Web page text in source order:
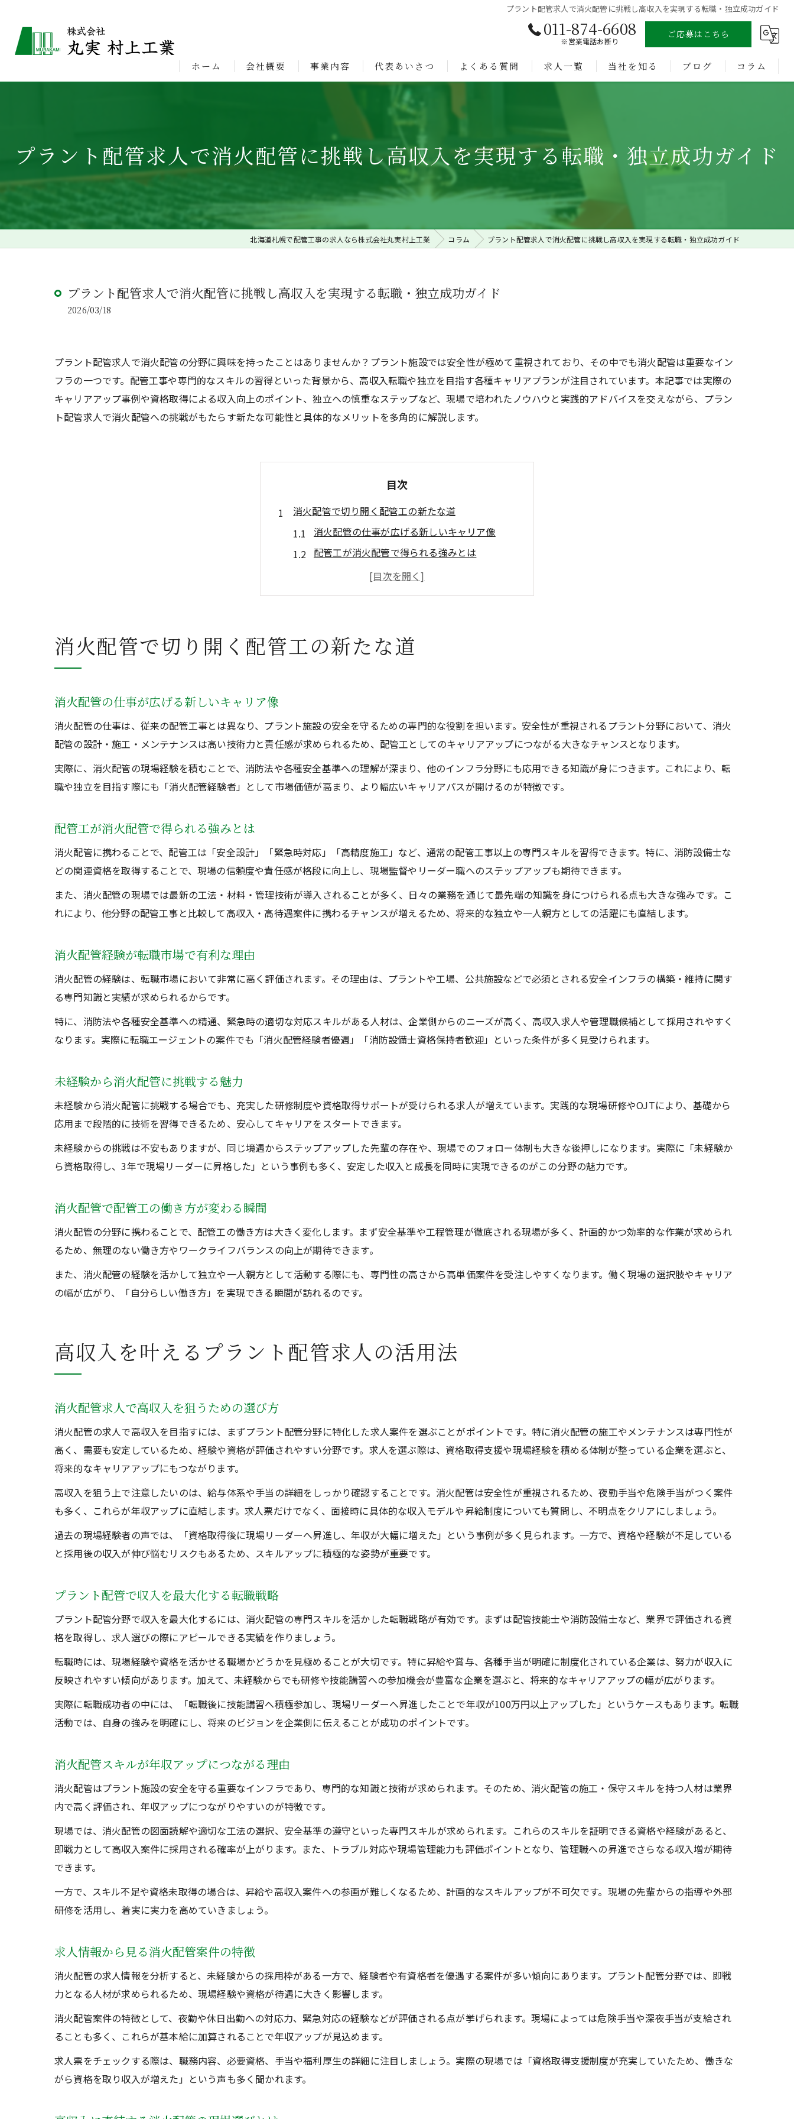
プラント配管求人で消火配管に挑戦し高収入を実現する転職・独立成功ガイド
011-874-6608
※営業電話お断り
ご応募はこちら
ホーム 会社概要 事業内容 代表あいさつ よくある質問 求人一覧 当社を知る
経験者
ブログ コラム
プラント配管求人で消火配管に挑戦し高収入を実現する転職・独立成功ガイド
北海道札幌で配管工事の求人なら株式会社丸実村上工業 コラム プラント配管求人で消火配管に挑戦し高収入を実現する転職・独立成功ガイド
プラント配管求人で消火配管に挑戦し高収入を実現する転職・独立成功ガイド
2026/03/18
プラント配管求人で消火配管の分野に興味を持ったことはありませんか？プラント施設では安全性が極めて重視されており、その中でも消火配管は重要なイン
フラの一つです。配管工事や専門的なスキルの習得といった背景から、高収入転職や独立を目指す各種キャリアプランが注目されています。本記事では実際の
キャリアアップ事例や資格取得による収入向上のポイント、独立への慎重なステップなど、現場で培われたノウハウと実践的アドバイスを交えながら、プラン
ト配管求人で消火配管への挑戦がもたらす新たな可能性と具体的なメリットを多角的に解説します。
目次
消火配管で切り開く配管工の新たな道
消火配管の仕事が広げる新しいキャリア像
配管工が消火配管で得られる強みとは
消火配管経験が転職市場で有利な理由
未経験から消火配管に挑戦する魅力
高収入を叶えるプラント配管求人の活用法
消火配管求人で高収入を狙うための選び方
求人情報から見る消火配管案件の特徴
高収入に直結する消火配管の現場選びとは
消火配管技術が配管工の未来を左右する理由
技術を磨き消火配管で資格取得を目指す方法
消火配管経験が独立成功の要となる理由
消火配管を武器にした新規受注のコツ
消火配管で年収を上げるための行動指針
年収アップに直結する消火配管技術の磨き方
消火配管を活かした効果的な単価交渉術
未経験から始めるプラント配管工の成長戦略
未経験者が消火配管で成長するための第一歩
消火配管を学びながら実践力を身につける方法
消火配管現場で得られる経験と転職可能性
消火配管で切り開く配管工の新たな道
消火配管の仕事が広げる新しいキャリア像
消火配管の仕事は、従来の配管工事とは異なり、プラント施設の安全を守るための専門的な役割を担います。安全性が重視されるプラント分野において、消火
配管の設計・施工・メンテナンスは高い技術力と責任感が求められるため、配管工としてのキャリアアップにつながる大きなチャンスとなります。
実際に、消火配管の現場経験を積むことで、消防法や各種安全基準への理解が深まり、他のインフラ分野にも応用できる知識が身につきます。これにより、転
職や独立を目指す際にも「消火配管経験者」として市場価値が高まり、より幅広いキャリアパスが開けるのが特徴です。
配管工が消火配管で得られる強みとは
消火配管に携わることで、配管工は「安全設計」「緊急時対応」「高精度施工」など、通常の配管工事以上の専門スキルを習得できます。特に、消防設備士な
どの関連資格を取得することで、現場の信頼度や責任感が格段に向上し、現場監督やリーダー職へのステップアップも期待できます。
また、消火配管の現場では最新の工法・材料・管理技術が導入されることが多く、日々の業務を通じて最先端の知識を身につけられる点も大きな強みです。こ
れにより、他分野の配管工事と比較して高収入・高待遇案件に携わるチャンスが増えるため、将来的な独立や一人親方としての活躍にも直結します。
消火配管経験が転職市場で有利な理由
消火配管の経験は、転職市場において非常に高く評価されます。その理由は、プラントや工場、公共施設などで必須とされる安全インフラの構築・維持に関す
る専門知識と実績が求められるからです。
特に、消防法や各種安全基準への精通、緊急時の適切な対応スキルがある人材は、企業側からのニーズが高く、高収入求人や管理職候補として採用されやすく
なります。実際に転職エージェントの案件でも「消火配管経験者優遇」「消防設備士資格保持者歓迎」といった条件が多く見受けられます。
未経験から消火配管に挑戦する魅力
未経験から消火配管に挑戦する場合でも、充実した研修制度や資格取得サポートが受けられる求人が増えています。実践的な現場研修やOJTにより、基礎から
応用まで段階的に技術を習得できるため、安心してキャリアをスタートできます。
未経験からの挑戦は不安もありますが、同じ境遇からステップアップした先輩の存在や、現場でのフォロー体制も大きな後押しになります。実際に「未経験か
ら資格取得し、3年で現場リーダーに昇格した」という事例も多く、安定した収入と成長を同時に実現できるのがこの分野の魅力です。
消火配管で配管工の働き方が変わる瞬間
消火配管の分野に携わることで、配管工の働き方は大きく変化します。まず安全基準や工程管理が徹底される現場が多く、計画的かつ効率的な作業が求められ
るため、無理のない働き方やワークライフバランスの向上が期待できます。
また、消火配管の経験を活かして独立や一人親方として活動する際にも、専門性の高さから高単価案件を受注しやすくなります。働く現場の選択肢やキャリア
の幅が広がり、「自分らしい働き方」を実現できる瞬間が訪れるのです。
高収入を叶えるプラント配管求人の活用法
消火配管求人で高収入を狙うための選び方
消火配管の求人で高収入を目指すには、まずプラント配管分野に特化した求人案件を選ぶことがポイントです。特に消火配管の施工やメンテナンスは専門性が
高く、需要も安定しているため、経験や資格が評価されやすい分野です。求人を選ぶ際は、資格取得支援や現場経験を積める体制が整っている企業を選ぶと、
将来的なキャリアアップにもつながります。
高収入を狙う上で注意したいのは、給与体系や手当の詳細をしっかり確認することです。消火配管は安全性が重視されるため、夜勤手当や危険手当がつく案件
も多く、これらが年収アップに直結します。求人票だけでなく、面接時に具体的な収入モデルや昇給制度についても質問し、不明点をクリアにしましょう。
過去の現場経験者の声では、「資格取得後に現場リーダーへ昇進し、年収が大幅に増えた」という事例が多く見られます。一方で、資格や経験が不足している
と採用後の収入が伸び悩むリスクもあるため、スキルアップに積極的な姿勢が重要です。
プラント配管で収入を最大化する転職戦略
プラント配管分野で収入を最大化するには、消火配管の専門スキルを活かした転職戦略が有効です。まずは配管技能士や消防設備士など、業界で評価される資
格を取得し、求人選びの際にアピールできる実績を作りましょう。
転職時には、現場経験や資格を活かせる職場かどうかを見極めることが大切です。特に昇給や賞与、各種手当が明確に制度化されている企業は、努力が収入に
反映されやすい傾向があります。加えて、未経験からでも研修や技能講習への参加機会が豊富な企業を選ぶと、将来的なキャリアアップの幅が広がります。
実際に転職成功者の中には、「転職後に技能講習へ積極参加し、現場リーダーへ昇進したことで年収が100万円以上アップした」というケースもあります。転職
活動では、自身の強みを明確にし、将来のビジョンを企業側に伝えることが成功のポイントです。
消火配管スキルが年収アップにつながる理由
消火配管はプラント施設の安全を守る重要なインフラであり、専門的な知識と技術が求められます。そのため、消火配管の施工・保守スキルを持つ人材は業界
内で高く評価され、年収アップにつながりやすいのが特徴です。
現場では、消火配管の図面読解や適切な工法の選択、安全基準の遵守といった専門スキルが求められます。これらのスキルを証明できる資格や経験があると、
即戦力として高収入案件に採用される確率が上がります。また、トラブル対応や現場管理能力も評価ポイントとなり、管理職への昇進でさらなる収入増が期待
できます。
一方で、スキル不足や資格未取得の場合は、昇給や高収入案件への参画が難しくなるため、計画的なスキルアップが不可欠です。現場の先輩からの指導や外部
研修を活用し、着実に実力を高めていきましょう。
求人情報から見る消火配管案件の特徴
消火配管の求人情報を分析すると、未経験からの採用枠がある一方で、経験者や有資格者を優遇する案件が多い傾向にあります。プラント配管分野では、即戦
力となる人材が求められるため、現場経験や資格が待遇に大きく影響します。
消火配管案件の特徴として、夜勤や休日出勤への対応力、緊急対応の経験などが評価される点が挙げられます。現場によっては危険手当や深夜手当が支給され
ることも多く、これらが基本給に加算されることで年収アップが見込めます。
求人票をチェックする際は、職務内容、必要資格、手当や福利厚生の詳細に注目しましょう。実際の現場では「資格取得支援制度が充実していたため、働きな
がら資格を取り収入が増えた」という声も多く聞かれます。